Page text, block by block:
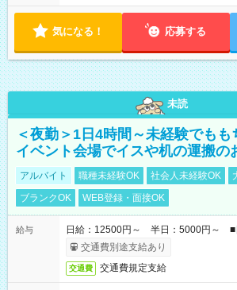
気になる！ 応募する
未読
＜夜勤＞1日4時間～未経験でもも
イベント会場でイスや机の運搬の
アルバイト 職種未経験OK 社会人未経験OK
ブランクOK
WEB登録・面接OK
給与
日給：12500円～ 半日：5000円～ ■
交通費別途支給あり
交通費 交通費規定支給